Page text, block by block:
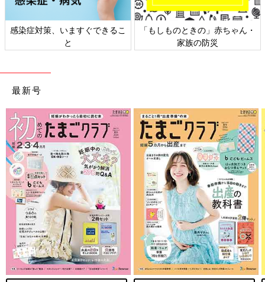
感染症対策、いますぐできるこ
と
「もしものときの」赤ちゃん・
家族の防災
最新号